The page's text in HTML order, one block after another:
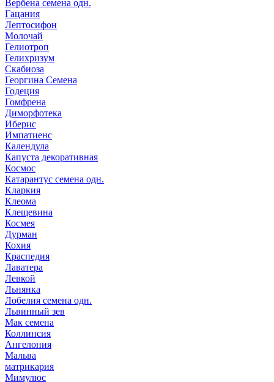
Вербена семена одн.
Гацания
Лептосифон
Молочай
Гелиотроп
Гелихризум
Скабиоза
Георгина Семена
Годеция
Гомфрена
Диморфотека
Иберис
Импатиенс
Календула
Капуста декоративная
Космос
Катарантус семена одн.
Кларкия
Клеома
Клещевина
Космея
Дурман
Кохия
Краспедия
Лаватера
Левкой
Льнянка
Лобелия семена одн.
Львинный зев
Мак семена
Коллинсия
Ангелония
Мальва
матрикария
Мимулюс